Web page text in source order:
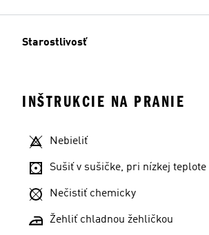
Starostlivosť
INŠTRUKCIE NA PRANIE
Nebieliť
Sušiť v sušičke, pri nízkej teplote
Nečistiť chemicky
Žehliť chladnou žehličkou